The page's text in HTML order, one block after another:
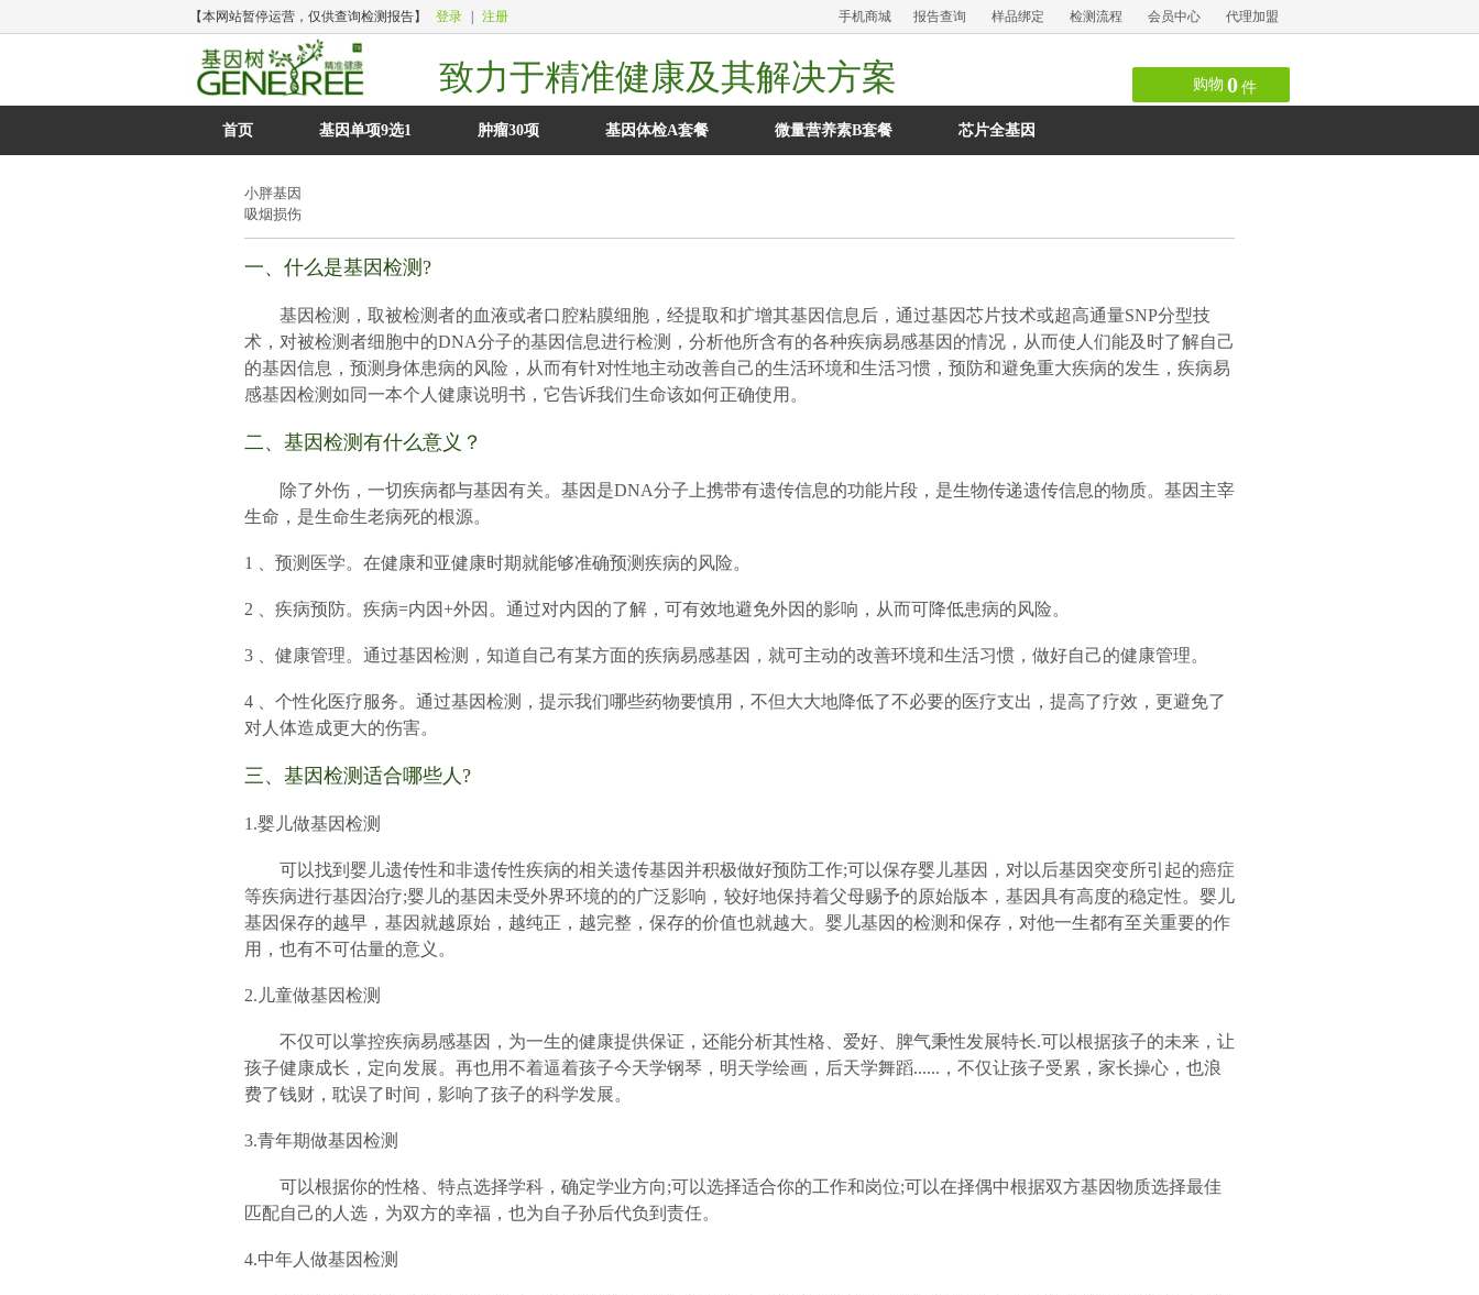
【本网站暂停运营，仅供查询检测报告】 登录 注册 报告查询 样品绑定 检测流程 会员中心 代理加盟
手机商城
购物 0 件
致力于精准健康及其解决方案
首页 基因单项9选1 肿瘤30项 基因体检A套餐 微量营养素B套餐 芯片全基因
小胖基因
吸烟损伤
一、什么是基因检测?
基因检测，取被检测者的血液或者口腔粘膜细胞，经提取和扩增其基因信息后，通过基因芯片技术或超高通量SNP分型技
术，对被检测者细胞中的DNA分子的基因信息进行检测，分析他所含有的各种疾病易感基因的情况，从而使人们能及时了解自己
的基因信息，预测身体患病的风险，从而有针对性地主动改善自己的生活环境和生活习惯，预防和避免重大疾病的发生，疾病易
感基因检测如同一本个人健康说明书，它告诉我们生命该如何正确使用。
二、基因检测有什么意义？
除了外伤，一切疾病都与基因有关。基因是DNA分子上携带有遗传信息的功能片段，是生物传递遗传信息的物质。基因主宰
生命，是生命生老病死的根源。
1 、预测医学。在健康和亚健康时期就能够准确预测疾病的风险。
2 、疾病预防。疾病=内因+外因。通过对内因的了解，可有效地避免外因的影响，从而可降低患病的风险。
3 、健康管理。通过基因检测，知道自己有某方面的疾病易感基因，就可主动的改善环境和生活习惯，做好自己的健康管理。
4 、个性化医疗服务。通过基因检测，提示我们哪些药物要慎用，不但大大地降低了不必要的医疗支出，提高了疗效，更避免了
对人体造成更大的伤害。
三、基因检测适合哪些人?
1.婴儿做基因检测
可以找到婴儿遗传性和非遗传性疾病的相关遗传基因并积极做好预防工作;可以保存婴儿基因，对以后基因突变所引起的癌症
等疾病进行基因治疗;婴儿的基因未受外界环境的的广泛影响，较好地保持着父母赐予的原始版本，基因具有高度的稳定性。婴儿
基因保存的越早，基因就越原始，越纯正，越完整，保存的价值也就越大。婴儿基因的检测和保存，对他一生都有至关重要的作
用，也有不可估量的意义。
2.儿童做基因检测
不仅可以掌控疾病易感基因，为一生的健康提供保证，还能分析其性格、爱好、脾气秉性发展特长.可以根据孩子的未来，让
孩子健康成长，定向发展。再也用不着逼着孩子今天学钢琴，明天学绘画，后天学舞蹈......，不仅让孩子受累，家长操心，也浪
费了钱财，耽误了时间，影响了孩子的科学发展。
3.青年期做基因检测
可以根据你的性格、特点选择学科，确定学业方向;可以选择适合你的工作和岗位;可以在择偶中根据双方基因物质选择最佳
匹配自己的人选，为双方的幸福，也为自子孙后代负到责任。
4.中年人做基因检测